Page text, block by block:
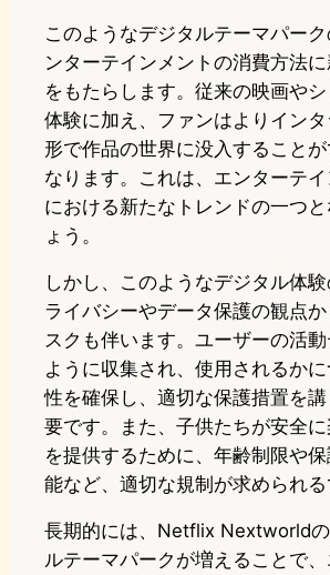
このようなデジタルテーマパー
ンターテインメントの消費方法
をもたらします。従来の映画や
体験に加え、ファンはよりイン
形で作品の世界に没入すること
なります。これは、エンターテ
における新たなトレンドの一つ
ょう。
しかし、このようなデジタル体
ライバシーやデータ保護の観点か
スクも伴います。ユーザーの活
ように収集され、使用されるか
性を確保し、適切な保護措置を
要です。また、子供たちが安全
を提供するために、年齢制限や
能など、適切な規制が求められる
長期的には、Netflix Nextworld
ルテーマパークが増えることで